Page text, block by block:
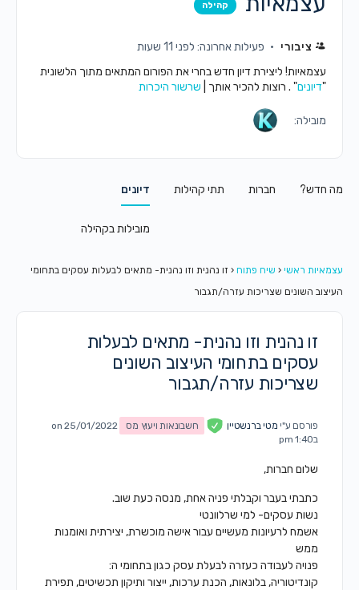
קהילה
ציבורי
פעילות אחרונה: לפני 11 שעות
עצמאיות! ליצירת דיון חדש בחרי את הפורום המתאים מתוך הלשונית
"דיונים" . רוצות להכיר אותך | שרשור היכרות
מובילה:
מה חדש? חברות תתי קהילות דיונים
מובילות בקהילה
עצמאיות ראשי ‹ שיח פתוח ‹ זו נהנית וזו נהנית- מתאים לבעלות עסקים בתחומי
העיצוב השונים שצריכות עזרה/תגבור
זו נהנית וזו נהנית- מתאים לבעלות
עסקים בתחומי העיצוב השונים
שצריכות עזרה/תגבור
פורסם ע"י מטי ברנשטיין חשבונאות ויעוץ מס
on 25/01/2022
ב1:40 pm
שלום חברות,
כתבתי בעבר וקבלתי פניה אחת, מנסה כעת שוב.
נשות עסקים- למי שרלוונטי
אשמח לרעיונות מעשיים עבור אישה מוכשרת, יצירתית ואומנות
ממש
פנויה לעבודה כעזרה לבעלת עסק כגון בתחומי ה:
קונדיטוריה, בלונאות, הכנת ערכות, ייצור ותיקון תכשיטים, תפירת